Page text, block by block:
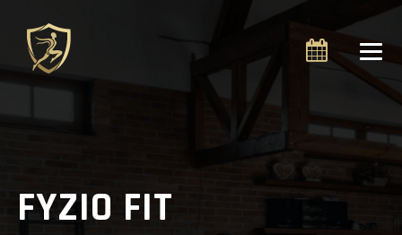
O NÁS
DETSKÉ TRÉNINGY
FYZIO FIT